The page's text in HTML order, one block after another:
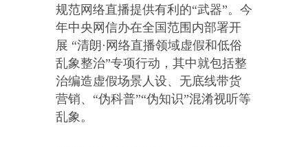
规范网络直播提供有利的“武器”。今
年中央网信办在全国范围内部署开
展 “清朗·网络直播领域虚假和低俗
乱象整治”专项行动，其中就包括整
治编造虚假场景人设、无底线带货
营销、“伪科普”“伪知识”混淆视听等
乱象。